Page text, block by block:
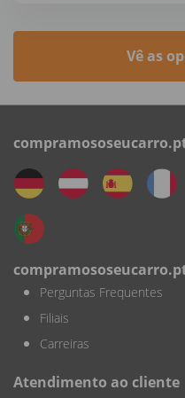
Vê as
Perguntas Frequentes
Filiais
Carreiras
Atendimento ao cliente